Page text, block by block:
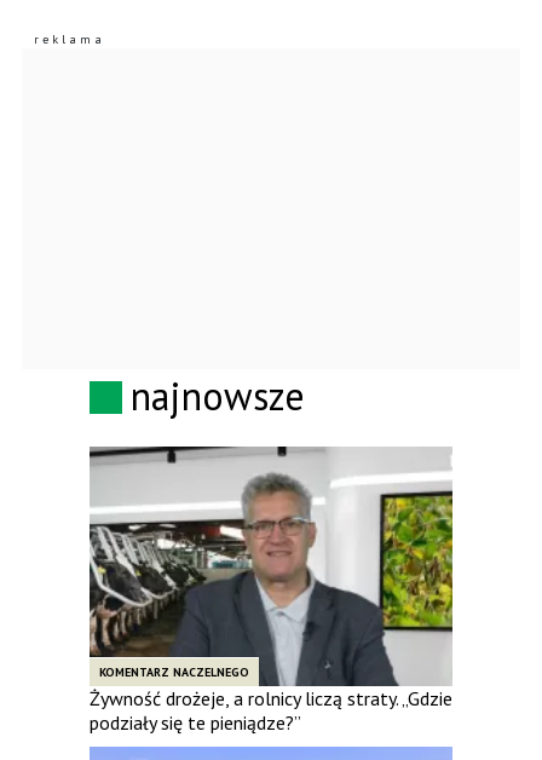
najnowsze
KOMENTARZ NACZELNEGO
Żywność drożeje, a rolnicy liczą straty. „Gdzie
podziały się te pieniądze?”